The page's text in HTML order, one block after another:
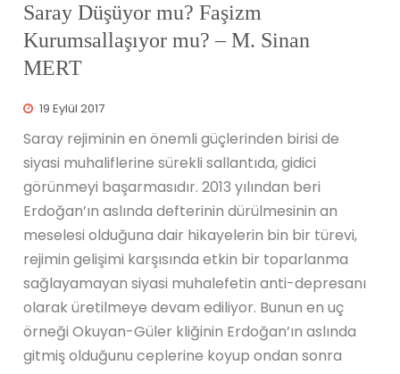
Saray Düşüyor mu? Faşizm
Kurumsallaşıyor mu? – M. Sinan
MERT
19 Eylül 2017
Saray rejiminin en önemli güçlerinden birisi de
siyasi muhaliflerine sürekli sallantıda, gidici
görünmeyi başarmasıdır. 2013 yılından beri
Erdoğan’ın aslında defterinin dürülmesinin an
meselesi olduğuna dair hikayelerin bin bir türevi,
rejimin gelişimi karşısında etkin bir toparlanma
sağlayamayan siyasi muhalefetin anti-depresanı
olarak üretilmeye devam ediliyor. Bunun en uç
örneği Okuyan-Güler kliğinin Erdoğan’ın aslında
gitmiş olduğunu ceplerine koyup ondan sonra